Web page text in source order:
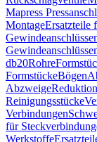
Mapress
MontageErsatzteile
db20Rohre
FormstückeBögen
Abzweige
Reinigungsstücke
Verbindungen
für
Werkstoffe